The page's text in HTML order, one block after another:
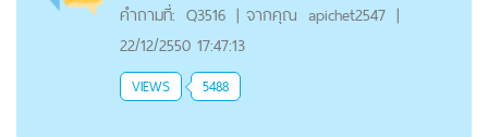
คำถามที่: Q3516 | จากคุณ apichet2547 |
22/12/2550 17:47:13
VIEWS 5488